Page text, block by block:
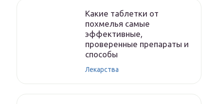
Какие таблетки от
похмелья самые
эффективные,
проверенные препараты и
способы
Лекарства